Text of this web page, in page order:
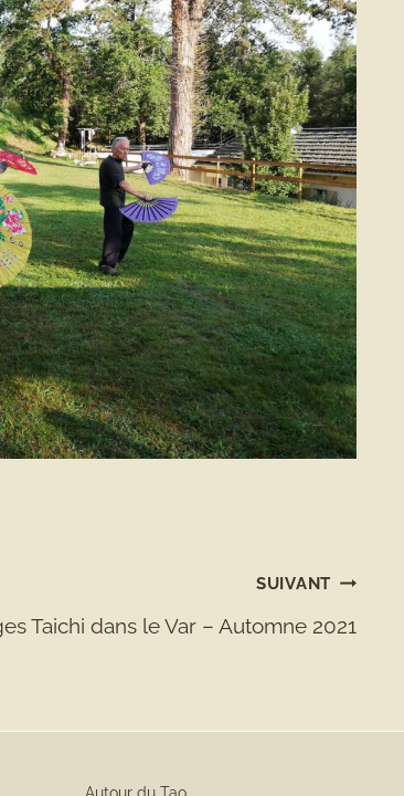
SUIVANT
Taichi dans le Var – Automne 2021
Autour du Tao